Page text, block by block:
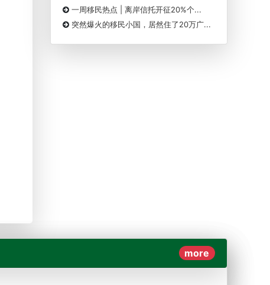
一周移民热点 | 离岸信托开征20%个...
突然爆火的移民小国，居然住了20万广...
more